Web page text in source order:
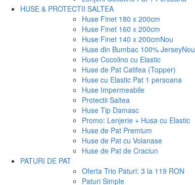
HUSE & PROTECTII SALTEA
Huse Finet 180 x 200cm
Huse Finet 160 x 200cm
Huse Finet 140 x 200cmNou
Huse din Bumbac 100% JerseyNou
Huse Cocolino cu Elastic
Huse de Pat Catifea (Topper)
Huse cu Elastic Pat 1 persoana
Huse Impermeabile
Protectii Saltea
Huse Tip Damasc
Promo: Lenjerie + Husa cu Elastic
Huse de Pat Premium
Huse de Pat cu Volanase
Huse de Pat de Craciun
PATURI DE PAT
Oferta Trio Paturi: 3 la 119 RON
Paturi Simple